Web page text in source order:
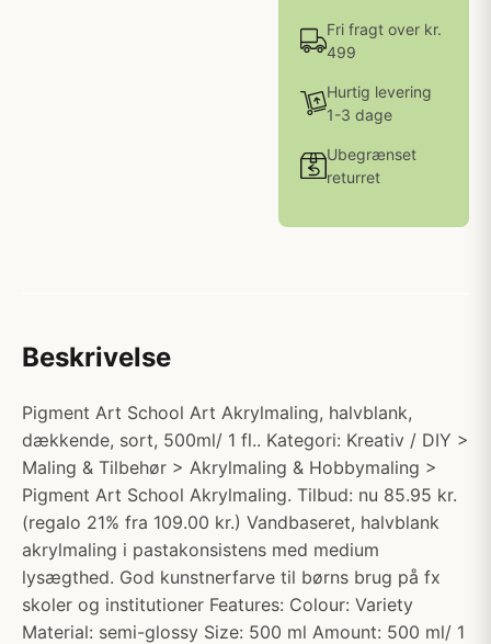
Fri fragt over kr.
499
Hurtig levering
1-3 dage
Ubegrænset
returret
Beskrivelse
Pigment Art School Art Akrylmaling, halvblank,
dækkende, sort, 500ml/ 1 fl.. Kategori: Kreativ / DIY >
Maling & Tilbehør > Akrylmaling & Hobbymaling >
Pigment Art School Akrylmaling. Tilbud: nu 85.95 kr.
(regalo 21% fra 109.00 kr.) Vandbaseret, halvblank
akrylmaling i pastakonsistens med medium
lysægthed. God kunstnerfarve til børns brug på fx
skoler og institutioner Features: Colour: Variety
Material: semi-glossy Size: 500 ml Amount: 500 ml/ 1